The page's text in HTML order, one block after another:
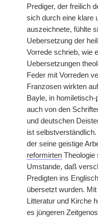
Prediger, der freilich
sich durch eine klare
auszeichnete, fühlte
Uebersetzung der
Vorrede schrieb, wie
Uebersetzungen
Feder mit Vorreden
Franzosen wirkten
Bayle, in
auch von den
und deutschen
ist
der seine geistige
reformirten Theologie
Umstande, daß
Predigten ins
übersetzt wurden.
Litteratur und Kirche
es jüngeren